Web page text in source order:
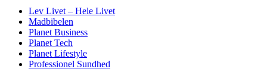
Lev Livet – Hele Livet
Madbibelen
Planet Business
Planet Tech
Planet Lifestyle
Professionel Sundhed